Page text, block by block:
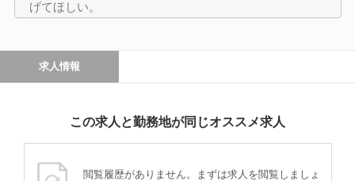
げてほしい。
求人情報
この求人と勤務地が同じオススメ求人
閲覧履歴がありません。まずは求人を閲覧しましょ